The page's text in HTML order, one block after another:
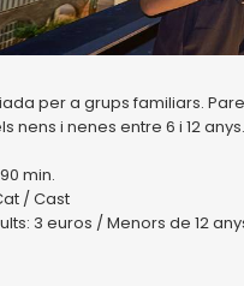
per a grups familiars.
nens i nenes entre 6 i 12 anys.
min.
/ Cast
3 euros / Menors de 12